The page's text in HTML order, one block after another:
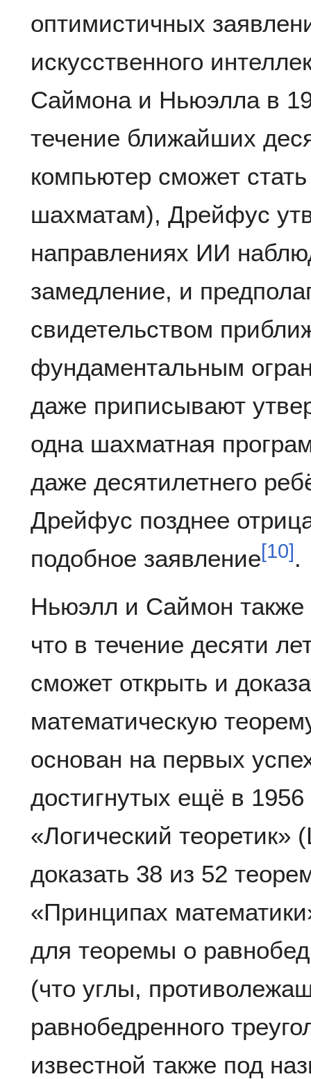
оптимистичных
искусственного
Саймона и Ньюэлла в
течение ближайших
компьютер сможет
шахматам), Дрейфус
направлениях ИИ
замедление, и
свидетельством
фундаментальным
даже приписывают
одна шахматная
даже десятилетнего
Дрейфус позднее
подобное заявление[10] .
Ньюэлл и Саймон также
что в течение десяти
сможет открыть и
математическую
основан на первых
достигнутых ещё в 1956
«Логический теоретик»
доказать 38 из 52
«Принципах
для теоремы о
(что углы,
равнобедренного
известной также под